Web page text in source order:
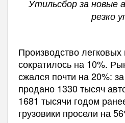
Утильсбор за новые
резко
Производство
сократилось на 10%.
сжался почти на 20%:
продано 1330 тысяч
1681 тысячи годом
грузовики просели на